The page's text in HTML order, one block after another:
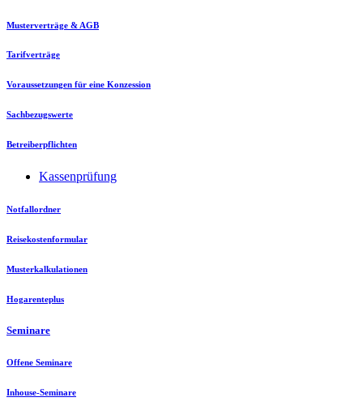
Musterverträge & AGB
Tarifverträge
Voraussetzungen für eine Konzession
Sachbezugswerte
Betreiberpflichten
Kassenprüfung
Notfallordner
Reisekostenformular
Musterkalkulationen
Hogarenteplus
Seminare
Offene Seminare
Inhouse-Seminare